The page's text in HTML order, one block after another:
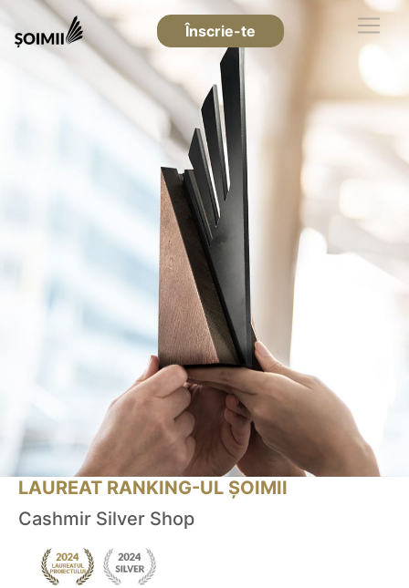
Înscrie-te
LAUREAT RANKING-UL ȘOIMII
Cashmir Silver Shop